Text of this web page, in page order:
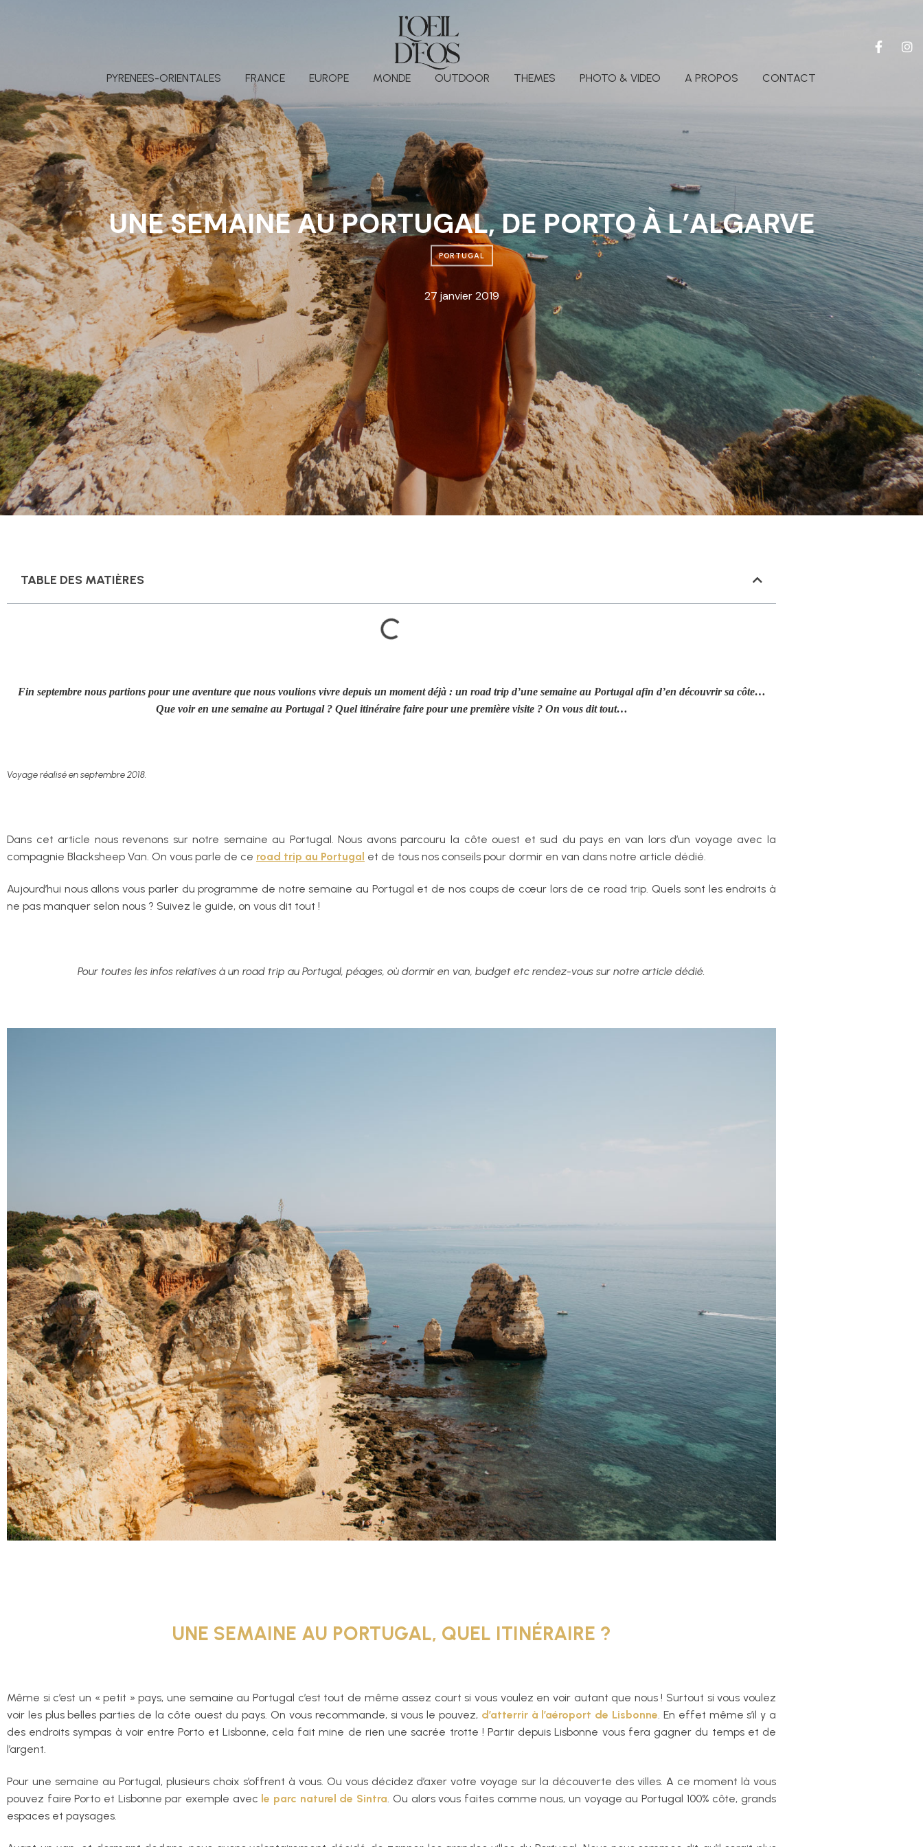
PYRENEES-ORIENTALES FRANCE EUROPE MONDE OUTDOOR THEMES PHOTO & VIDEO A PROPOS CONTACT
UNE SEMAINE AU PORTUGAL, DE PORTO À L’ALGARVE
PORTUGAL
27 janvier 2019
TABLE DES MATIÈRES
Fin septembre nous partions pour une aventure que nous voulions vivre depuis un moment déjà : un road trip d’une semaine au Portugal afin d’en découvrir sa côte…
Que voir en une semaine au Portugal ? Quel itinéraire faire pour une première visite ? On vous dit tout…
Voyage réalisé en septembre 2018.
Dans cet article nous revenons sur notre semaine au Portugal. Nous avons parcouru la côte ouest et sud du pays en van lors d’un voyage avec la
compagnie Blacksheep Van. On vous parle de ce road trip au Portugal et de tous nos conseils pour dormir en van dans notre article dédié.
Aujourd’hui nous allons vous parler du programme de notre semaine au Portugal et de nos coups de cœur lors de ce road trip. Quels sont les endroits à
ne pas manquer selon nous ? Suivez le guide, on vous dit tout !
Pour toutes les infos relatives à un road trip au Portugal, péages, où dormir en van, budget etc rendez-vous sur notre article dédié.
UNE SEMAINE AU PORTUGAL, QUEL ITINÉRAIRE ?
Même si c’est un « petit » pays, une semaine au Portugal c’est tout de même assez court si vous voulez en voir autant que nous ! Surtout si vous voulez
voir les plus belles parties de la côte ouest du pays. On vous recommande, si vous le pouvez, d’atterrir à l’aéroport de Lisbonne . En effet même s’il y a
des endroits sympas à voir entre Porto et Lisbonne, cela fait mine de rien une sacrée trotte ! Partir depuis Lisbonne vous fera gagner du temps et de
l’argent.
Pour une semaine au Portugal, plusieurs choix s’offrent à vous. Ou vous décidez d’axer votre voyage sur la découverte des villes. A ce moment là vous
pouvez faire Porto et Lisbonne par exemple avec le parc naturel de Sintra. Ou alors vous faites comme nous, un voyage au Portugal 100% côte, grands
espaces et paysages.